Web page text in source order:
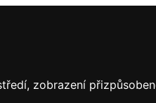
zobrazení